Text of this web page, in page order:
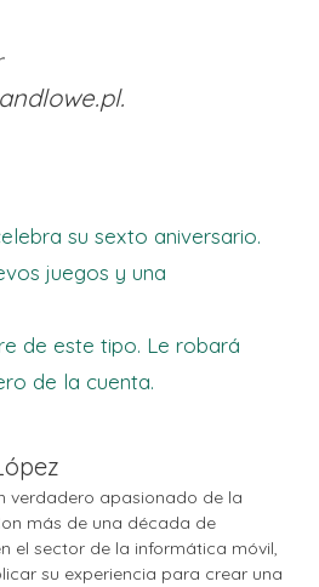
su sexto aniversario.
juegos y una
de este tipo. Le robará
de la cuenta.
verdadero apasionado de la
más de una década de
el sector de la informática móvil,
su experiencia para crear una